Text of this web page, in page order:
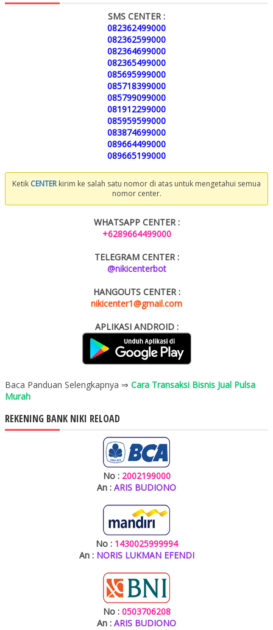
SMS CENTER :
082362499000
082362599000
082364699000
082365499000
085695999000
085718399000
085799099000
081912299000
085959599000
083874699000
089664499000
089665199000
Ketik CENTER kirim ke salah satu nomor di atas untuk mengetahui semua
nomor center.
WHATSAPP CENTER :
+6289664499000
TELEGRAM CENTER :
@nikicenterbot
HANGOUTS CENTER :
nikicenter1@gmail.com
APLIKASI ANDROID :
Baca Panduan Selengkapnya ⇒ Cara Transaksi Bisnis Jual Pulsa
Murah
REKENING BANK NIKI RELOAD
No : 2002199000
An : ARIS BUDIONO
No : 1430025999994
An : NORIS LUKMAN EFENDI
No : 0503706208
An : ARIS BUDIONO